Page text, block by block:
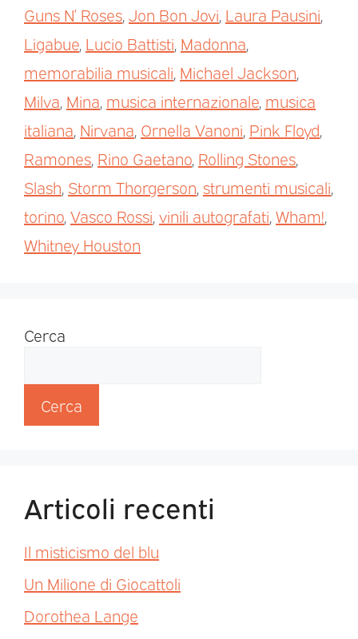
Guns N’ Roses,Jon Bon Jovi, Laura Pausini,
Ligabue, Lucio Battisti, Madonna,
memorabilia musicali, Michael Jackson,
Milva, Mina, musica internazionale, musica
italiana, Nirvana, Ornella Vanoni, Pink Floyd,
Ramones, Rino Gaetano, Rolling Stones,
Slash, Storm Thorgerson,strumenti musicali,
torino,Vasco Rossi,vinili autografati,Wham!,
Whitney Houston
Cerca
Cerca
Articoli recenti
Il misticismo del blu
Un Milione di Giocattoli
Dorothea Lange